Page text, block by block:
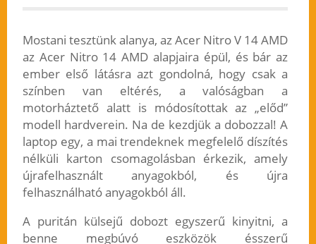
Mostani tesztünk alanya, az Acer Nitro V 14 AMD
az Acer Nitro 14 AMD alapjaira épül, és bár az
ember első látásra azt gondolná, hogy csak a
színben van eltérés, a valóságban a
motorháztető alatt is módosítottak az „előd”
modell hardverein. Na de kezdjük a dobozzal! A
laptop egy, a mai trendeknek megfelelő díszítés
nélküli karton csomagolásban érkezik, amely
újrafelhasznált anyagokból, és újra
felhasználható anyagokból áll.
A puritán külsejű dobozt egyszerű kinyitni, a
benne megbúvó eszközök ésszerű